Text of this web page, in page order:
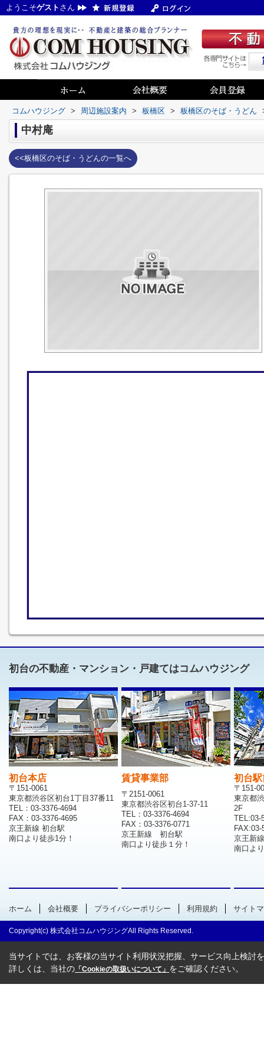
ようこそゲスト さん
コムハウジング > 周辺施設案内 > 板橋区 > 板橋区のそば・うどん
中村庵
<<板橋区のそば・うどんの一覧へ
初台の不動産・マンション・戸建てはコムハウジング
初台本店
〒151-0061
東京都渋谷区初台1丁目37番11
TEL：03-3376-4694
FAX：03-3376-4695
京王新線 初台駅
南口より徒歩1分！
賃貸事業部
〒2151-0061
東京都渋谷区初台1-37-11
TEL：03-3376-4694
FAX：03-3376-0771
京王新線 初台駅
南口より徒歩１分！
初台
〒151-
東京都
2F
TEL:03-
FAX:03-
京王新
南口よ
ホーム 会社概要 プライバシーポリシー 利用規約 サイト
Copyright(c) 株式会社コムハウジングAll Rights Reserved.
当サイトでは、お客様の当サイト利用状況把握、サービス向上検討
詳しくは、当社の 「Cookieの取扱いについて」 をご確認ください。